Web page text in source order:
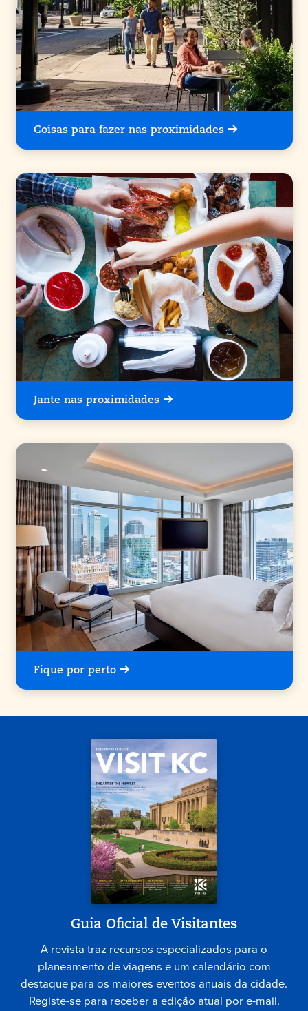
Coisas para fazer nas proximidades
Jante nas proximidades
Fique por perto
Guia Oficial de Visitantes
A revista traz recursos especializados para o
planeamento de viagens e um calendário com
destaque para os maiores eventos anuais da cidade.
Registe-se para receber a edição atual por e-mail.